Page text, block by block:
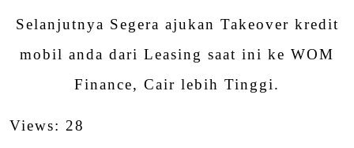
Selanjutnya Segera ajukan Takeover kredit
mobil anda dari Leasing saat ini ke WOM
Finance, Cair lebih Tinggi.
Views: 28